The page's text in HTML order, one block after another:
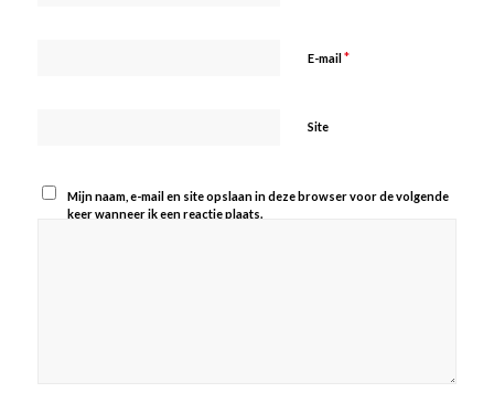
E-mail*
Site
Mijn naam, e-mail en site opslaan in deze browser voor de volgende
keer wanneer ik een reactie plaats.